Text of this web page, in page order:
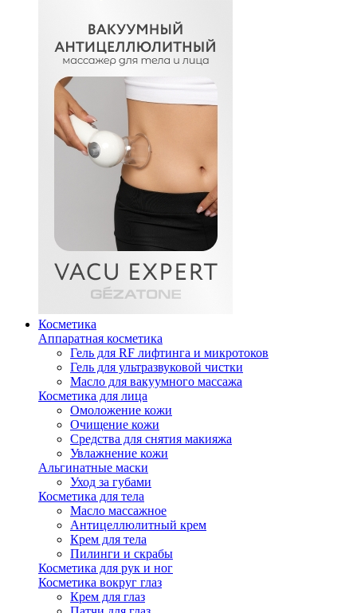
Косметика
Аппаратная косметика
Гель для RF лифтинга и микротоков
Гель для ультразвуковой чистки
Масло для вакуумного массажа
Косметика для лица
Омоложение кожи
Очищение кожи
Средства для снятия макияжа
Увлажнение кожи
Альгинатные маски
Уход за губами
Косметика для тела
Масло массажное
Антицеллюлитный крем
Крем для тела
Пилинги и скрабы
Косметика для рук и ног
Косметика вокруг глаз
Крем для глаз